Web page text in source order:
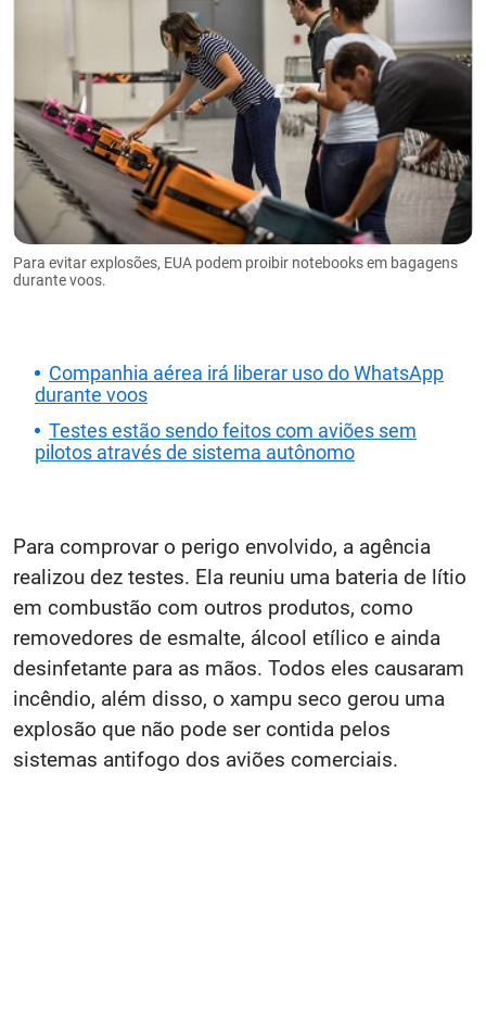
Para evitar explosões, EUA podem proibir notebooks em bagagens
durante voos.
Companhia aérea irá liberar uso do WhatsApp
durante voos
Testes estão sendo feitos com aviões sem
pilotos através de sistema autônomo
Para comprovar o perigo envolvido, a agência
realizou dez testes. Ela reuniu uma bateria de lítio
em combustão com outros produtos, como
removedores de esmalte, álcool etílico e ainda
desinfetante para as mãos. Todos eles causaram
incêndio, além disso, o xampu seco gerou uma
explosão que não pode ser contida pelos
sistemas antifogo dos aviões comerciais.